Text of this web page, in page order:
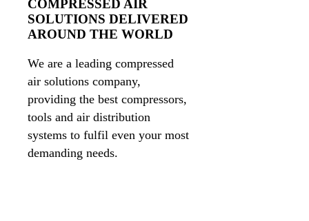
COMPRESSED AIR
SOLUTIONS DELIVERED
AROUND THE WORLD
We are a leading compressed
air solutions company,
providing the best compressors,
tools and air distribution
systems to fulfil even your most
demanding needs.